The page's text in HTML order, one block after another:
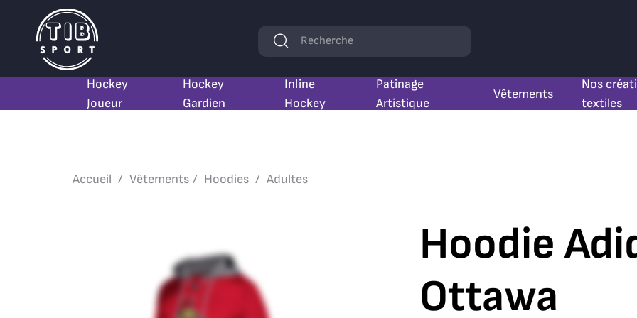
Hockey
Joueur
Hockey
Gardien
Inline
Hockey
Patinage
Artistique
Vêtements
Nos
textiles
Mots
Rechercher
Accueil Vêtements Hoodies Adultes
Hoodie
Ottawa